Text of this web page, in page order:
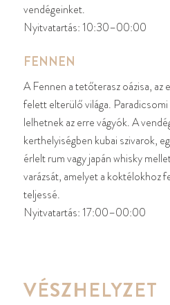
vendégeinket.
Nyitvatartás: 10:30–00:00
FENNEN
A Fennen a tetőterasz oázisa, az
felett elterülő világa.
lelhetnek az erre vágyók. A
kerthelyiségben kubai szivarok,
érlelt rum vagy japán whisky
varázsát, amelyet a koktélokhoz
teljessé.
Nyitvatartás: 17:00–00:00
VÉSZHELYZET